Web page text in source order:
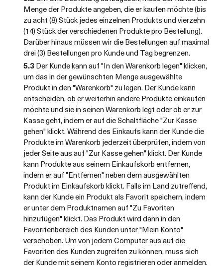
Menge der Produkte angeben, die er kaufen möchte (bis
zu acht (8) Stück jedes einzelnen Produkts und vierzehn
(14) Stück der verschiedenen Produkte pro Bestellung).
Darüber hinaus müssen wir die Bestellungen auf maximal
drei (3) Bestellungen pro Kunde und Tag begrenzen.
5.3Der Kunde kann auf "In den Warenkorb legen" klicken,
um das in der gewünschten Menge ausgewählte
Produkt in den "Warenkorb" zu legen. Der Kunde kann
entscheiden, ob er weiterhin andere Produkte einkaufen
möchte und sie in seinen Warenkorb legt oder ob er zur
Kasse geht, indem er auf die Schaltfläche "Zur Kasse
gehen" klickt. Während des Einkaufs kann der Kunde die
Produkte im Warenkorb jederzeit überprüfen, indem von
jeder Seite aus auf "Zur Kasse gehen" klickt. Der Kunde
kann Produkte aus seinem Einkaufskorb entfernen,
indem er auf "Entfernen" neben dem ausgewählten
Produkt im Einkaufskorb klickt. Falls im Land zutreffend,
kann der Kunde ein Produkt als Favorit speichern, indem
er unter dem Produktnamen auf "Zu Favoriten
hinzufügen" klickt. Das Produkt wird dann in den
Favoritenbereich des Kunden unter "Mein Konto"
verschoben. Um von jedem Computer aus auf die
Favoriten des Kunden zugreifen zu können, muss sich
der Kunde mit seinem Konto registrieren oder anmelden.